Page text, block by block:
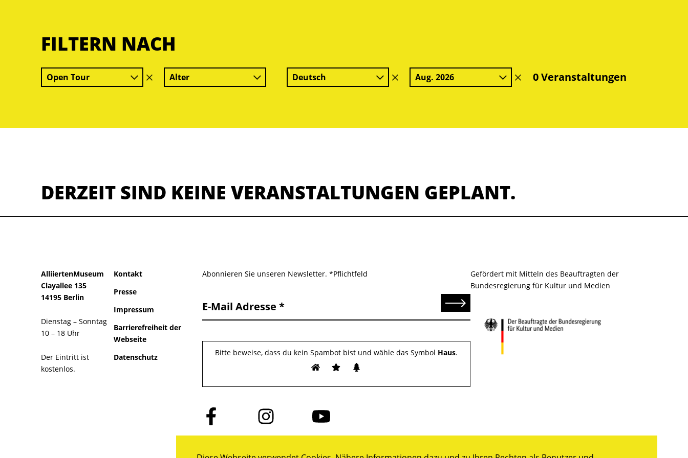
FILTERN NACH
Open Tour
Filter
löschen
Alter Deutsch
Filter
löschen
Aug. 2026
Filter0 Veranstaltungen
DERZEIT SIND KEINE VERANSTALTUNGEN GEPLANT.
AlliiertenMuseum
Clayallee 135
14195 Berlin
Dienstag – Sonntag
10 – 18 Uhr
Der Eintritt ist
kostenlos.
Kontakt
Presse
Impressum
Barrierefreiheit der
Webseite
Datenschutz
Abonnieren Sie unseren Newsletter. *Pflichtfeld
E-Mail Adresse Senden
Bitte beweise, dass du kein Spambot bist und wähle das Symbol Haus.
Folge
uns
auf
Folge
uns
auf
Folge
uns
auf
Gefördert mit Mitteln des Beauftragten der
Bundesregierung für Kultur und Medien